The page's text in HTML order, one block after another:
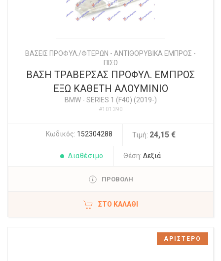
ΒΑΣΕΙΣ ΠΡΟΦΥΛ./ΦΤΕΡΩΝ - ΑΝΤΙΘΟΡΥΒΙΚΑ ΕΜΠΡΟΣ -
ΠΙΣΩ
ΒΑΣΗ ΤΡΑΒΕΡΣΑΣ ΠΡΟΦΥΛ. ΕΜΠΡΟΣ
ΕΞΩ ΚΑΘΕΤΗ ΑΛΟΥΜΙΝΙΟ
BMW- SERIES 1 (F40) (2019-)
#101390
Κωδικός: 152304288 Τιμή: 24,15 €
Διαθέσιμο Θέση: Δεξιά
ΠΡΟΒΟΛΗ
ΣΤΟ ΚΑΛΆΘΙ
ΑΡΙΣΤΕΡΟ